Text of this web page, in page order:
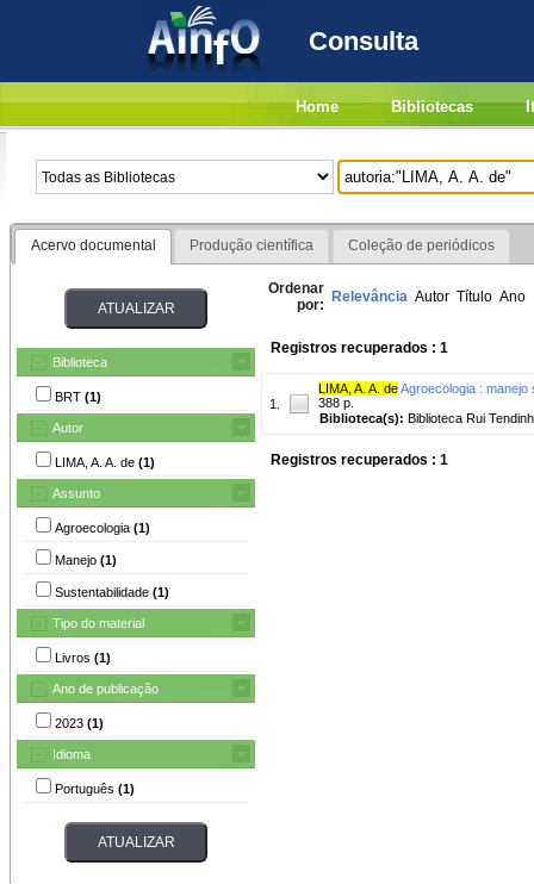
Consulta
Home Bibliotecas
Acervo documental Produção científica Coleção de periódicos
Biblioteca
BRT (1)
Autor
LIMA, A. A. de (1)
Assunto
Agroecologia (1)
Manejo (1)
Sustentabilidade (1)
Tipo do material
Livros (1)
Ano de publicação
2023 (1)
Idioma
Português (1)
Ordenar
por: Relevância Autor Título Ano
Registros recuperados : 1
1.
LIMA, A. A. deAgroecologia : manejo
388 p.
Biblioteca(s): Biblioteca Rui
Registros recuperados : 1